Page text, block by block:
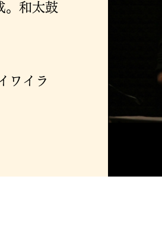
和太鼓
ワイラ